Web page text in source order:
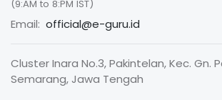
(9:AM to 8:PM IST)
Email: official@e-guru.id
Cluster Inara No.3, Pakintelan, Kec. Gn.
Semarang, Jawa Tengah